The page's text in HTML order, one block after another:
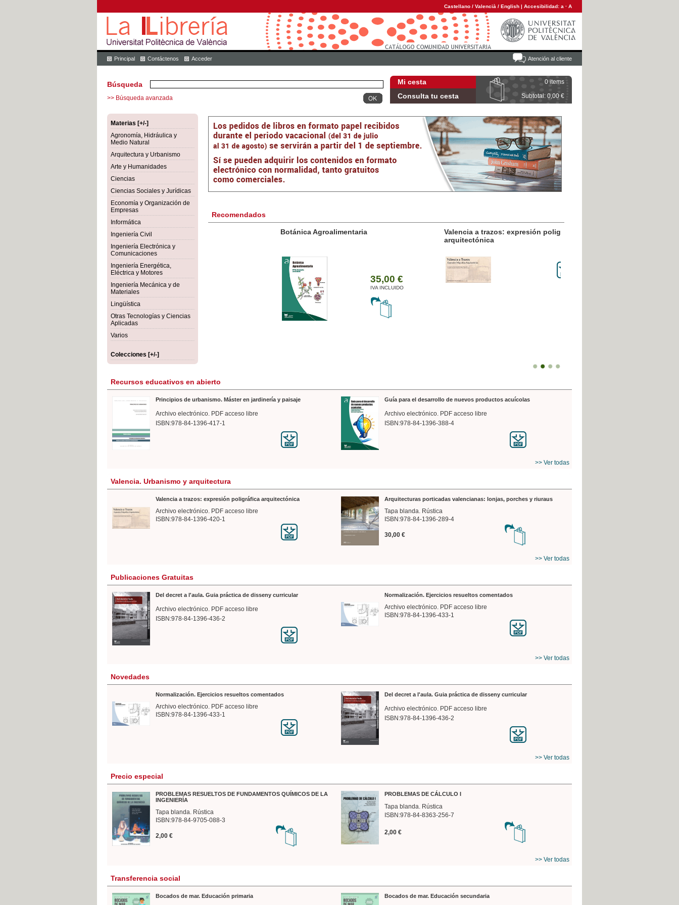
Castellano / Valencià / English | Accesibilidad: a · A
Atención al cliente
Principal Contáctenos Acceder
Mi cesta 0 items
Consulta tu cesta Subtotal: 0,00 €
Búsqueda
>> Búsqueda avanzada
Materias [+/-]
Agronomía, Hidráulica y
Medio Natural
Arquitectura y Urbanismo
Arte y Humanidades
Ciencias
Ciencias Sociales y Jurídicas
Economía y Organización de
Empresas
Informática
Ingeniería Civil
Ingeniería Electrónica y
Comunicaciones
Ingeniería Energética,
Eléctrica y Motores
Ingeniería Mecánica y de
Materiales
Lingüística
Otras Tecnologías y Ciencias
Aplicadas
Varios
Colecciones [+/-]
Recomendados
Botánica Agroalimentaria
35,00 €
IVA INCLUIDO
Valencia a trazos: expresión poligráfica
Recursos educativos en abierto
Principios de urbanismo. Máster en jardinería y paisaje
Archivo electrónico. PDF acceso libre
ISBN:978-84-1396-417-1
Guía para el desarrollo de nuevos productos acuícolas
Archivo electrónico. PDF acceso libre
ISBN:978-84-1396-388-4
>> Ver todas
Valencia. Urbanismo y arquitectura
Valencia a trazos: expresión poligráfica arquitectónica
Archivo electrónico. PDF acceso libre
ISBN:978-84-1396-420-1
Arquitecturas porticadas valencianas: lonjas, porches y riuraus
Tapa blanda. Rústica
ISBN:978-84-1396-289-4
30,00 €
>> Ver todas
Publicaciones Gratuitas
Del decret a l'aula. Guia práctica de disseny curricular
Archivo electrónico. PDF acceso libre
ISBN:978-84-1396-436-2
Normalización. Ejercicios resueltos comentados
Archivo electrónico. PDF acceso libre
ISBN:978-84-1396-433-1
>> Ver todas
Novedades
Normalización. Ejercicios resueltos comentados
Archivo electrónico. PDF acceso libre
ISBN:978-84-1396-433-1
Del decret a l'aula. Guia práctica de disseny curricular
Archivo electrónico. PDF acceso libre
ISBN:978-84-1396-436-2
>> Ver todas
Precio especial
PROBLEMAS RESUELTOS DE FUNDAMENTOS QUÍMICOS DE LA
INGENIERÍA
Tapa blanda. Rústica
ISBN:978-84-9705-088-3
2,00 €
PROBLEMAS DE CÁLCULO I
Tapa blanda. Rústica
ISBN:978-84-8363-256-7
2,00 €
>> Ver todas
Transferencia social
Bocados de mar. Educación primaria Bocados de mar. Educación secundaria